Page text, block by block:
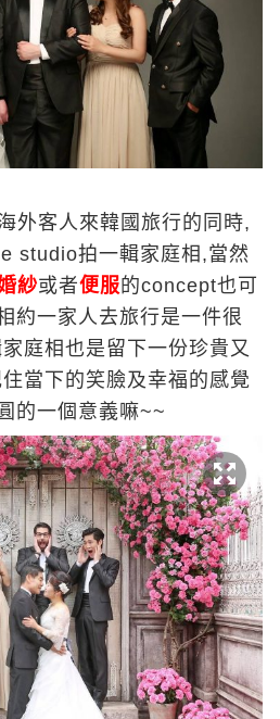
外客人來韓國旅行的同時,
studio拍一輯家庭相,當然
紗或者便服的concept也可
約一家人去旅行是一件很
庭相也是留下一份珍貴又
當下的笑臉及幸福的感覺
的一個意義嘛~~